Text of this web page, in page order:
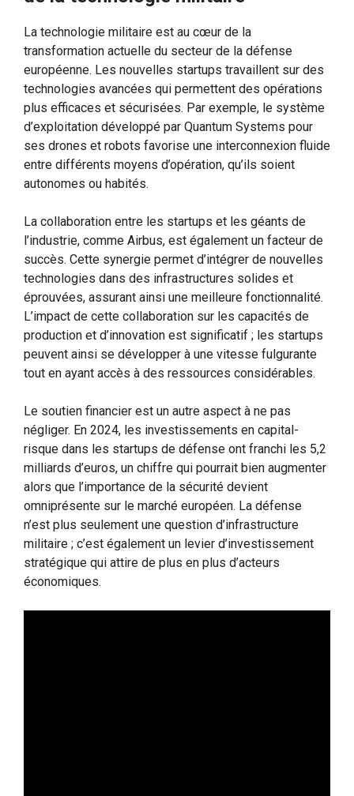
La technologie militaire est au cœur de la
transformation actuelle du secteur de la défense
européenne. Les nouvelles startups travaillent sur des
technologies avancées qui permettent des opérations
plus efficaces et sécurisées. Par exemple, le système
d’exploitation développé par Quantum Systems pour
ses drones et robots favorise une interconnexion fluide
entre différents moyens d’opération, qu’ils soient
autonomes ou habités.
La collaboration entre les startups et les géants de
l’industrie, comme Airbus, est également un facteur de
succès. Cette synergie permet d’intégrer de nouvelles
technologies dans des infrastructures solides et
éprouvées, assurant ainsi une meilleure fonctionnalité.
L’impact de cette collaboration sur les capacités de
production et d’innovation est significatif ; les startups
peuvent ainsi se développer à une vitesse fulgurante
tout en ayant accès à des ressources considérables.
Le soutien financier est un autre aspect à ne pas
négliger. En 2024, les investissements en capital-
risque dans les startups de défense ont franchi les 5,2
milliards d’euros, un chiffre qui pourrait bien augmenter
alors que l’importance de la sécurité devient
omniprésente sur le marché européen. La défense
n’est plus seulement une question d’infrastructure
militaire ; c’est également un levier d’investissement
stratégique qui attire de plus en plus d’acteurs
économiques.